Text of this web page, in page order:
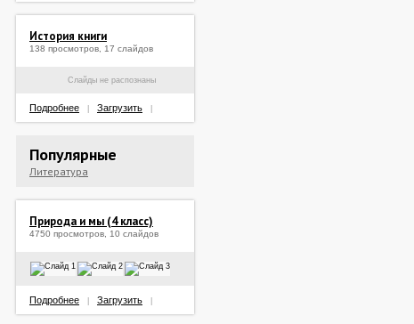
История книги
138 просмотров, 17 слайдов
Слайды не распознаны
Подробнее Загрузить
Популярные
Литература
Природа и мы (4 класс)
4750 просмотров, 10 слайдов
Подробнее Загрузить